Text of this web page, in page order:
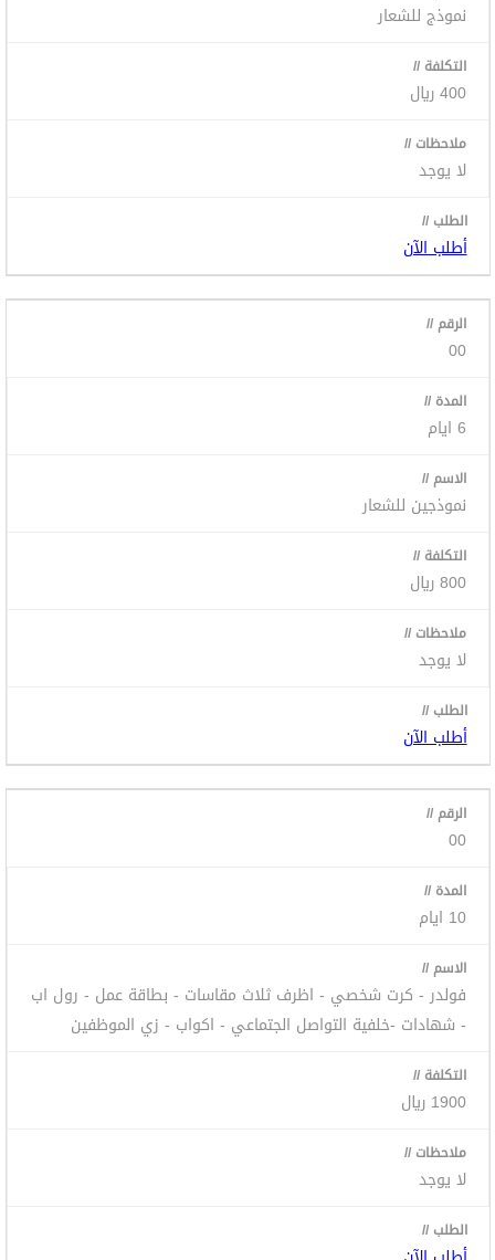
نموذج للشعار
400 ريال
لا يوجد
أطلب الآن
00
6 ايام
نموذجين للشعار
800 ريال
لا يوجد
أطلب الآن
00
10 ايام
فولدر - كرت شخصي - اظرف ثلاث مقاسات - بطاقة عمل - رول اب
- شهادات -خلفية التواصل الجتماعي - اكواب - زي الموظفين
1900 ريال
لا يوجد